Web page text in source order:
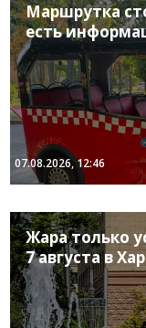
Маршрутка
есть
07.08.2026, 12:46
Жара только
7 августа в